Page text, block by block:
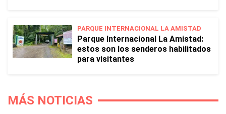
PARQUE INTERNACIONAL LA AMISTAD
Parque Internacional La Amistad:
estos son los senderos habilitados
para visitantes
MÁS NOTICIAS